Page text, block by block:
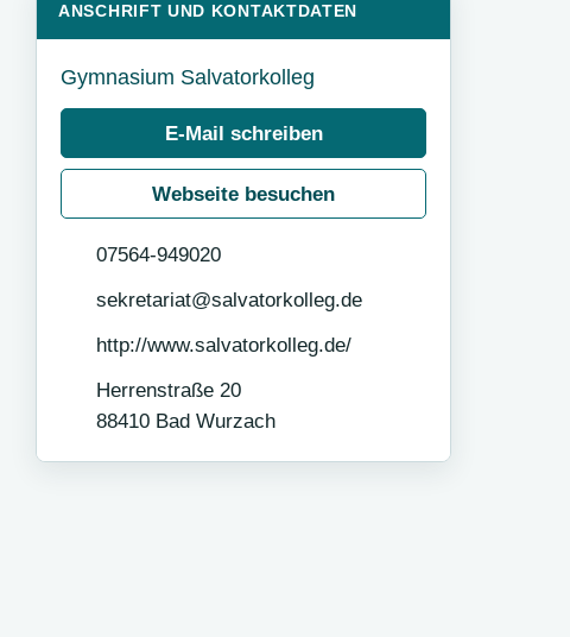
ANSCHRIFT UND KONTAKTDATEN
Gymnasium Salvatorkolleg
E-Mail schreiben
Webseite besuchen
07564-949020
sekretariat@salvatorkolleg.de
http://www.salvatorkolleg.de/
Herrenstraße 20
88410 Bad Wurzach